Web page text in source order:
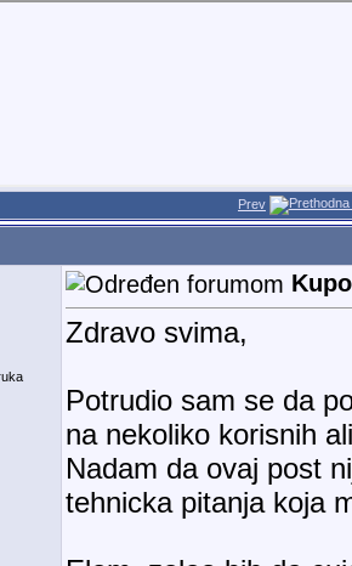
Prev
Zdravo svima,
Potrudio sam se da
na nekoliko korisnih
Nadam da ovaj post
tehnicka pitanja koja